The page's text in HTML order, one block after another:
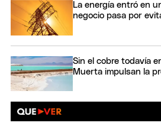
La energía entró en
negocio pasa por
Sin el cobre todavía
Muerta impulsan la